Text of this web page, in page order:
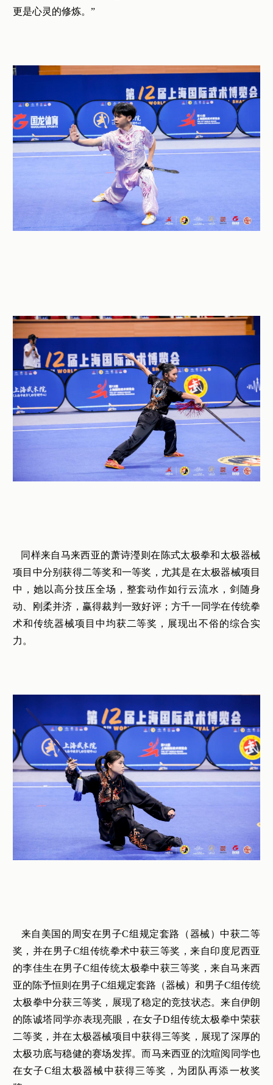
更是心灵的修炼。”
同样来自马来西亚的萧诗瀅则在陈式太极拳和太极器械
项目中分别获得二等奖和一等奖，尤其是在太极器械项目
中，她以高分技压全场，整套动作如行云流水，剑随身
动、刚柔并济，赢得裁判一致好评；方千一同学在传统拳
术和传统器械项目中均获二等奖，展现出不俗的综合实
力。
来自美国的周安在男子C组规定套路（器械）中获二等
奖，并在男子C组传统拳术中获三等奖，来自印度尼西亚
的李佳生在男子C组传统太极拳中获三等奖，来自马来西
亚的陈予恒则在男子C组规定套路（器械）和男子C组传统
太极拳中分获三等奖，展现了稳定的竞技状态。来自伊朗
的陈诚塔同学亦表现亮眼，在女子D组传统太极拳中荣获
二等奖，并在太极器械项目中获得三等奖，展现了深厚的
太极功底与稳健的赛场发挥。而马来西亚的沈暄阅同学也
在女子C组太极器械中获得三等奖，为团队再添一枚奖